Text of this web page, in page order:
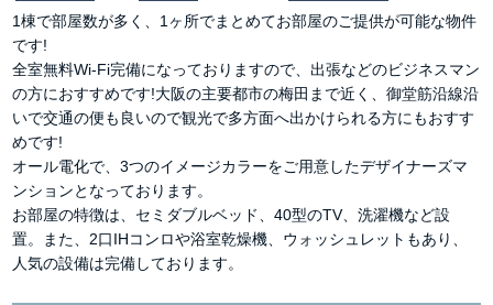
1棟で部屋数が多く、1ヶ所でまとめてお部屋のご提供が可能な物件
です!
全室無料Wi-Fi完備になっておりますので、出張などのビジネスマン
の方におすすめです!大阪の主要都市の梅田まで近く、御堂筋沿線沿
いで交通の便も良いので観光で多方面へ出かけられる方にもおすす
めです!
オール電化で、3つのイメージカラーをご用意したデザイナーズマ
ンションとなっております。
お部屋の特徴は、セミダブルベッド、40型のTV、洗濯機など設
置。また、2口IHコンロや浴室乾燥機、ウォッシュレットもあり、
人気の設備は完備しております。